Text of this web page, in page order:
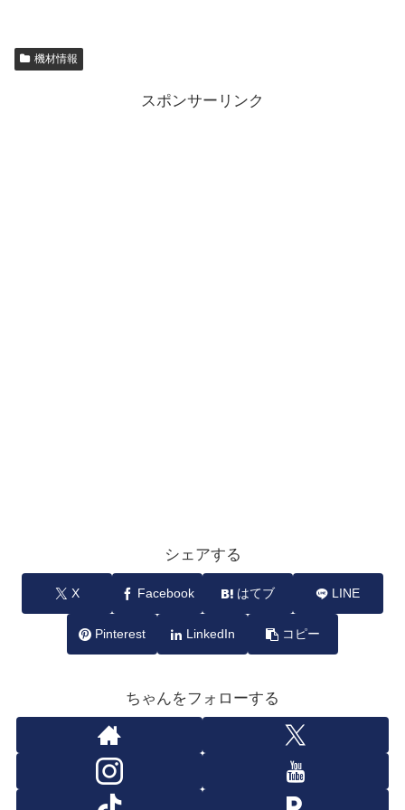
機材情報
スポンサーリンク
シェアする
X Facebook はてブ LINE
Pinterest LinkedIn コピー
ちゃんをフォローする